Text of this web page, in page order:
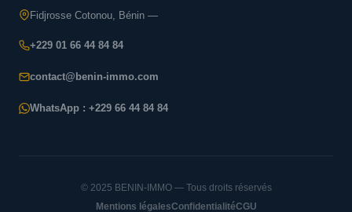
Fidjrosse Cotonou, Bénin —
+229 01 66 44 84 84
contact@benin-immo.com
WhatsApp : +229 66 44 84 84
© 2025 BENIN-IMMO — Tous droits réservés
Mentions légalesConfidentialitéCGU